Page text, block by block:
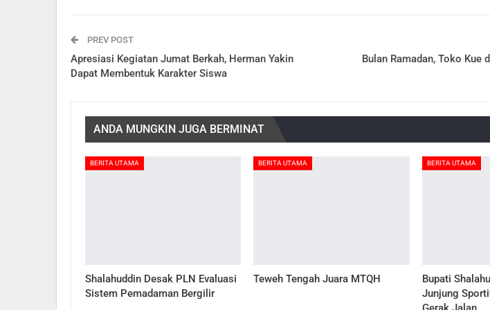
PREV POST
Apresiasi Kegiatan Jumat Berkah, Herman Yakin
Dapat Membentuk Karakter Siswa
Bulan Ramadan, Toko Kue
ANDA MUNGKIN JUGA BERMINAT
BERITA UTAMA
Shalahuddin Desak PLN Evaluasi
Sistem Pemadaman Bergilir
BERITA UTAMA
Teweh Tengah Juara MTQH
BERITA UTAMA
Bupati
Junjung